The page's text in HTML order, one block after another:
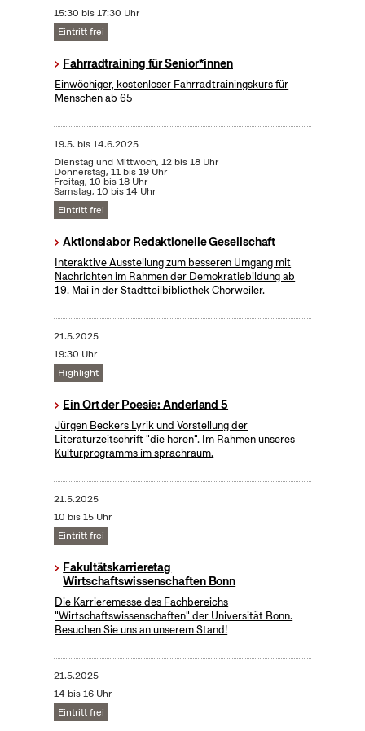
15:30 bis 17:30 Uhr
Eintritt frei
Fahrradtraining für Senior*innen
Einwöchiger, kostenloser Fahrradtrainingskurs für
Menschen ab 65
19.5. bis14.6.2025
Dienstag und Mittwoch, 12 bis 18 Uhr
Donnerstag, 11 bis 19 Uhr
Freitag, 10 bis 18 Uhr
Samstag, 10 bis 14 Uhr
Eintritt frei
Aktionslabor Redaktionelle Gesellschaft
Interaktive Ausstellung zum besseren Umgang mit
Nachrichten im Rahmen der Demokratiebildung ab
19. Mai in der Stadtteilbibliothek Chorweiler.
21.5.2025
19:30 Uhr
Highlight
Ein Ort der Poesie: Anderland 5
Jürgen Beckers Lyrik und Vorstellung der
Literaturzeitschrift "die horen". Im Rahmen unseres
Kulturprogramms im sprachraum.
21.5.2025
10 bis 15 Uhr
Eintritt frei
Fakultätskarrieretag
Wirtschaftswissenschaften Bonn
Die Karrieremesse des Fachbereichs
"Wirtschaftswissenschaften" der Universität Bonn.
Besuchen Sie uns an unserem Stand!
21.5.2025
14 bis 16 Uhr
Eintritt frei